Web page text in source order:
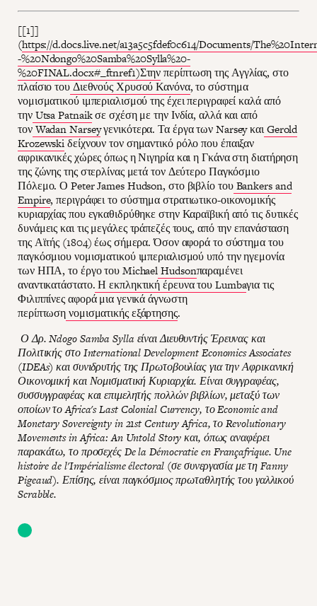
[[1]]
(https://d.docs.live.net/a13a5c5fdef0c614/Documents/
-%20Ndongo%20Samba%20Sylla%20-
%20FINAL.docx#_ftnref1)Στηνπερίπτωση της Αγγλίας, στο
πλαίσιο τουΔιεθνούς Χρυσού Κανόνα, το σύστημα
νομισματικού ιμπεριαλισμού της έχει περιγραφεί καλά από
την Utsa Patnaikσε σχέση με την Ινδία, αλλά και από
τονWadan Narseyγενικότερα. Τα έργα των Narsey καιGerold
Krozewskiδείχνουν τον σημαντικό ρόλο που έπαιξαν
αφρικανικές χώρες όπως η Νιγηρία και η Γκάνα στη διατήρηση
της ζώνης της στερλίνας μετά τον Δεύτερο Παγκόσμιο
Πόλεμο. Ο Peter James Hudson, στο βιβλίο του Bankers and
Empire, περιγράφει το σύστημα στρατιωτικο-οικονομικής
κυριαρχίας που εγκαθιδρύθηκε στην Καραϊβική από τις δυτικές
δυνάμεις και τις μεγάλες τράπεζές τους, από την επανάσταση
της Αϊτής (1804) έως σήμερα. Όσον αφορά το σύστημα του
παγκόσμιου νομισματικού ιμπεριαλισμού υπό την ηγεμονία
των ΗΠΑ, το έργο του MichaelHudsonπαραμένει
αναντικατάστατο. Η εκπληκτική έρευνα του Lumbaγια τις
Φιλιππίνες αφορά μια γενικά άγνωστη
περίπτωσηνομισματικής εξάρτησης.
Ο Δρ. Ndogo Samba Sylla είναι Διευθυντής Έρευνας και
Πολιτικής στο International Development Economics Associates
(IDEAs) και συνιδρυτής της Πρωτοβουλίας για την Αφρικανική
Οικονομική και Νομισματική Κυριαρχία. Είναι συγγραφέας,
συσσυγγραφέας και επιμελητής πολλών βιβλίων, μεταξύ των
οποίων το Africa's Last Colonial Currency, το Economic and
Monetary Sovereignty in 21st Century Africa, το Revolutionary
Movements in Africa: An Untold Story και, όπως αναφέρει
παρακάτω, το προσεχές De la Démocratie en Françafrique. Une
histoire de l'Impérialisme électoral (σε συνεργασία με τη Fanny
Pigeaud). Επίσης, είναι παγκόσμιος πρωταθλητής του γαλλικού
Scrabble.